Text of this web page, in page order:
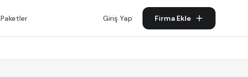
Paketler Giriş Yap Firma Ekle